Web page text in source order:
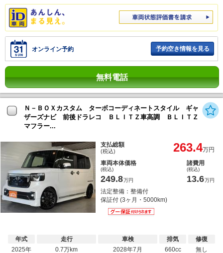
オンライン予約 予約空き情報を見る
無料電話
Ｎ－ＢＯＸカスタム ターボコーディネートスタイル ギャ
ザーズナビ 前後ドラレコ ＢＬＩＴＺ車高調 ＢＬＩＴＺ
マフラー...
支払総額
(税込) 263.4万円
車両本体価格
(税込)
249.8万円
諸費用
(税込)
13.6万円
法定整備：整備付
保証付 (3ヶ月・5000km)
年式
2025年
走行
0.7万km
車検
2028年7月
排気
660cc
修復
無し